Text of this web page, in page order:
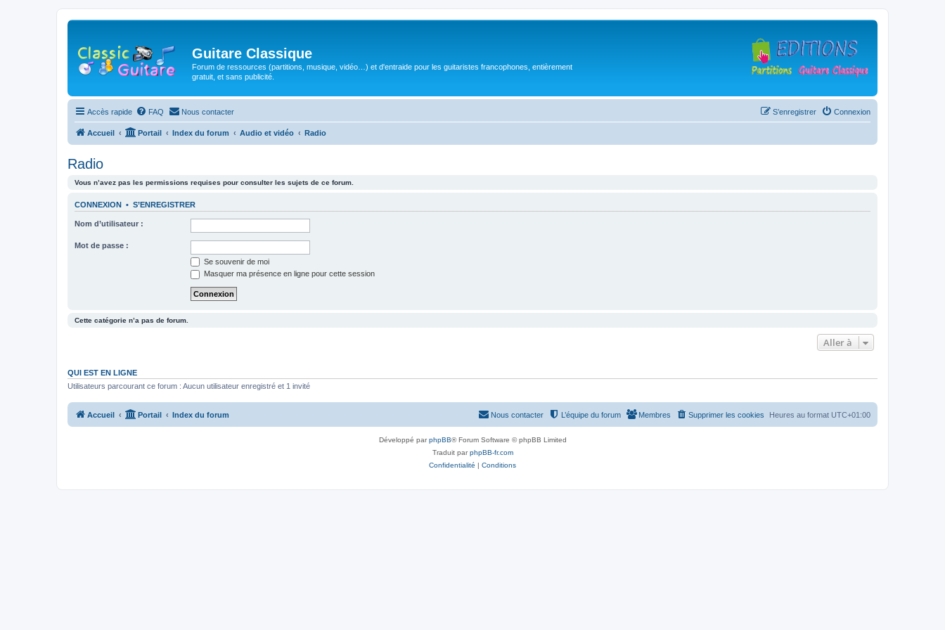
Guitare Classique
Forum de ressources (partitions, musique, vidéo…) et d'entraide pour les guitaristes francophones, entièrement
gratuit, et sans publicité.
Accès rapide FAQ Nous contacter Connexion
S’enregistrer
Accueil Portail Index du forum Audio et vidéo Radio
Radio
Vous n’avez pas les permissions requises pour consulter les sujets de ce forum.
CONNEXION • S’ENREGISTRER
Nom d’utilisateur :
Mot de passe :
Se souvenir de moi
Masquer ma présence en ligne pour cette session
Cette catégorie n’a pas de forum.
Aller à
QUI EST EN LIGNE
Utilisateurs parcourant ce forum : Aucun utilisateur enregistré et 1 invité
Accueil Portail Index du forum Heures au format UTC+01:00
Supprimer les cookies
Membres
L’équipe du forum
Nous contacter
Développé parphpBB® Forum Software © phpBB Limited
Traduit parphpBB-fr.com
Confidentialité | Conditions